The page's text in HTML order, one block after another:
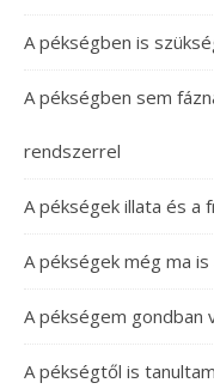
A pékségben is
A pékségben sem
rendszerrel
A pékségek illata és a
A pékségek még ma
A pékségem gondban
A pékségtől is